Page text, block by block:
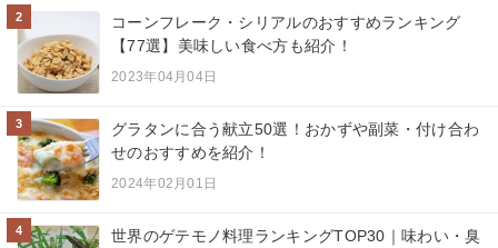
2
コーンフレーク・シリアルのおすすめランキング
【77選】美味しい食べ方も紹介！
2023年04月04日
3
グラタンに合う献立50選！おかずや副菜・付け合わ
せのおすすめを紹介！
2024年02月01日
4
世界のゲテモノ料理ランキングTOP30｜味わい・臭